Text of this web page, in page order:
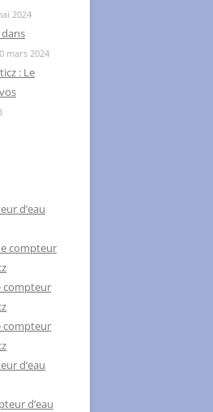
2024
mars 2024
: Le
d’eau
compteur
compteur
compteur
d’eau
d’eau